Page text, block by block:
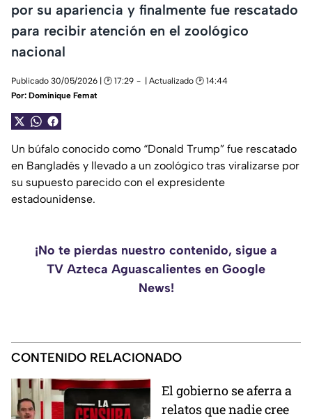
por su apariencia y finalmente fue rescatado
para recibir atención en el zoológico
nacional
Publicado 30/05/2026 | 🕑 17:29
| Actualizado 🕑 14:44
Por: Dominique Femat
Un búfalo conocido como “Donald Trump” fue rescatado
en Bangladés y llevado a un zoológico tras viralizarse por
su supuesto parecido con el expresidente
estadounidense.
¡No te pierdas nuestro contenido, sigue a
TV Azteca Aguascalientes en Google
News!
CONTENIDO RELACIONADO
El gobierno se aferra a
relatos que nadie cree